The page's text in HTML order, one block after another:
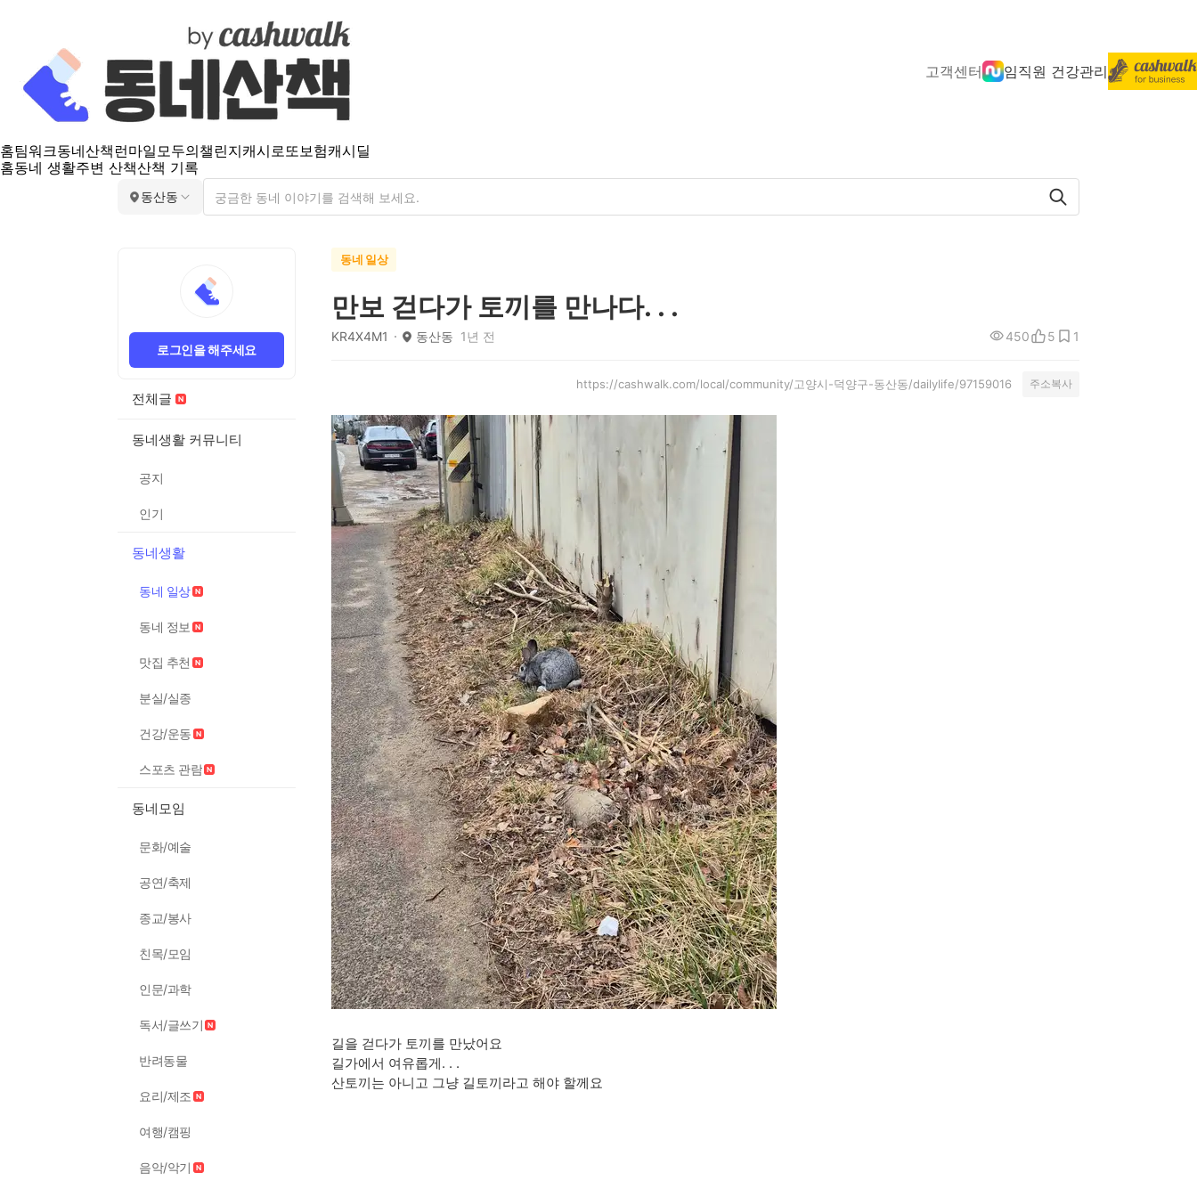
고객센터 임직원 건강관리
홈팀워크동네산책 런마일모두의챌린지캐시로또보험캐시딜
홈동네 생활주변 산책산책 기록
동산동
로그인을 해주세요
전체글
동네생활 커뮤니티
공지
인기
동네생활
동네 일상
동네 정보
맛집 추천
분실/실종
건강/운동
스포츠 관람
동네모임
문화/예술
공연/축제
종교/봉사
친목/모임
인문/과학
독서/글쓰기
반려동물
요리/제조
여행/캠핑
음악/악기
동네 일상
만보 걷다가 토끼를 만나다. . .
KR4X4M1 동산동 1년 전 450 5 1
https://cashwalk.com/local/community/고양시-덕양구-동산동/dailylife/97159016 주소복사
길을 걷다가 토끼를 만났어요
길가에서 여유롭게. . .
산토끼는 아니고 그냥 길토끼라고 해야 할께요